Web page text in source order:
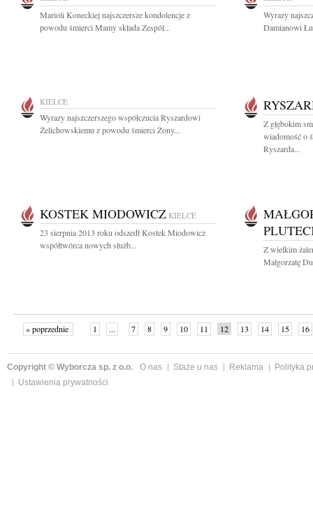
Marioli Koneckiej najszczersze kondolencje z
powodu śmierci Mamy składa Zespół...
Wyrazy
Damianowi
KIELCE
Wyrazy najszczerszego współczucia Ryszardowi
Żelichowskiemu z powodu śmierci Żony...
Z głębokim
wiadomość o
Ryszarda...
KOSTEK MIODOWICZ KIELCE
23 sierpnia 2013 roku odszedł Kostek Miodowicz
współtwórca nowych służb...
Z wielkim
Małgorzatę
« poprzednie 1 ... 7 8 9 10 11 12 13 14 15 16
Copyright © Wyborcza sp. z o.o. O nas Staże u nas Reklama
Polityka
Ustawienia prywatności